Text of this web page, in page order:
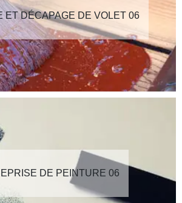
ET DÉCAPAGE DE VOLET 06
DE PEINTURE 06